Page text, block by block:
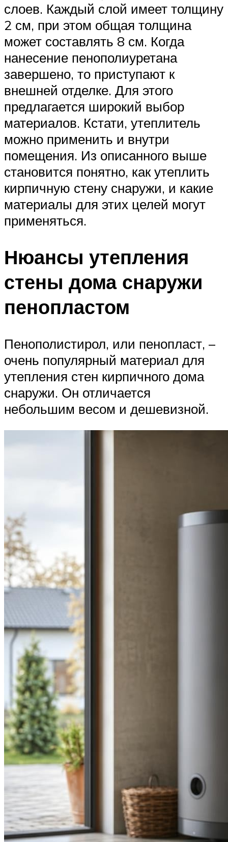
слоев. Каждый слой имеет толщину
2 см, при этом общая толщина
может составлять 8 см. Когда
нанесение пенополиуретана
завершено, то приступают к
внешней отделке. Для этого
предлагается широкий выбор
материалов. Кстати, утеплитель
можно применить и внутри
помещения. Из описанного выше
становится понятно, как утеплить
кирпичную стену снаружи, и какие
материалы для этих целей могут
применяться.
Нюансы утепления
стены дома снаружи
пенопластом
Пенополистирол, или пенопласт, –
очень популярный материал для
утепления стен кирпичного дома
снаружи. Он отличается
небольшим весом и дешевизной.